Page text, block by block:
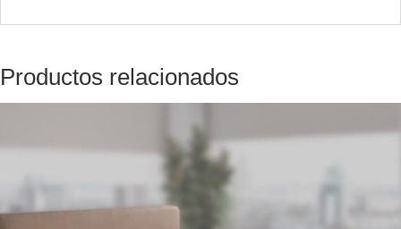
Productos relacionados